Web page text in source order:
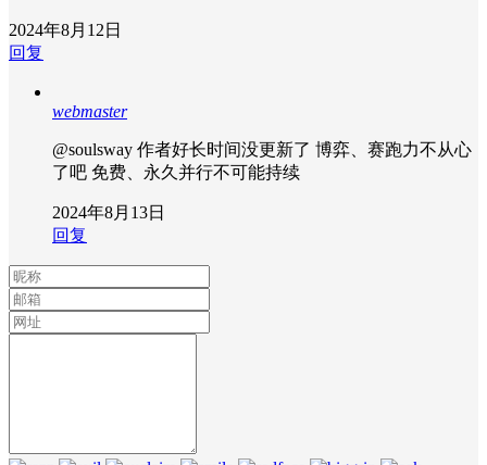
2024年8月12日
回复
webmaster
@soulsway 作者好长时间没更新了 博弈、赛跑力不从心
了吧 免费、永久并行不可能持续
2024年8月13日
回复